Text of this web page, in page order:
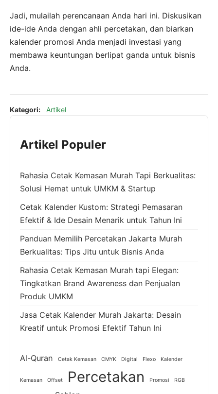
Jadi, mulailah perencanaan Anda hari ini. Diskusikan
ide-ide Anda dengan ahli percetakan, dan biarkan
kalender promosi Anda menjadi investasi yang
membawa keuntungan berlipat ganda untuk bisnis
Anda.
Kategori: Artikel
Artikel Populer
Rahasia Cetak Kemasan Murah Tapi Berkualitas:
Solusi Hemat untuk UMKM & Startup
Cetak Kalender Kustom: Strategi Pemasaran
Efektif & Ide Desain Menarik untuk Tahun Ini
Panduan Memilih Percetakan Jakarta Murah
Berkualitas: Tips Jitu untuk Bisnis Anda
Rahasia Cetak Kemasan Murah tapi Elegan:
Tingkatkan Brand Awareness dan Penjualan
Produk UMKM
Jasa Cetak Kalender Murah Jakarta: Desain
Kreatif untuk Promosi Efektif Tahun Ini
Al-Quran Cetak Kemasan CMYK Digital Flexo Kalender
Kemasan Offset Percetakan Promosi RGB